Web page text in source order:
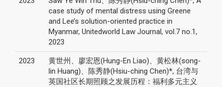
case study of mental distress using Greene
and Lee’s solution-oriented practice in
Myanmar, Unitedworld Law Journal, vol.7 no.1,
2023
2023
黄世州、廖宏恩(Hung-En Liao)、黄松林(song-
lin Huang)、陈秀静(Hsiu-ching Chen)*, 台湾与
英国社区长期照顾之发展历程：福利多元主义